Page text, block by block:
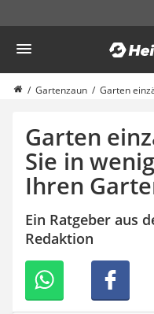
Garten
Akku-Laubsauger
Faltpavillon
Solar-Lichterkette außen
Teleskopleiter
Ameisengift
Pavillon
Sichtschutzstreifen
Akku-Laubbläser
Koifutter
Kassettenmarkise
Bosch-Heckenschere
Gartenzaun
Garten
Sie in
Ihren
Ein Ratgeber aus
Redaktion